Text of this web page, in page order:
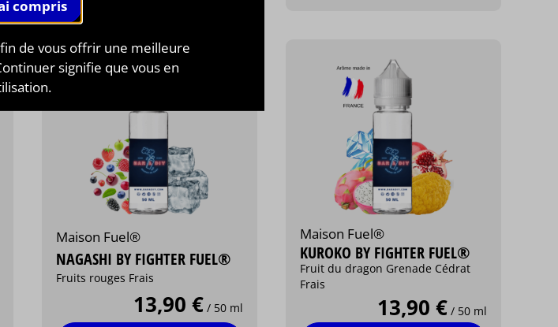
Maison Fuel®
NAGASHI BY FIGHTER FUEL®
Fruits rouges Frais
13,90 € / 50 ml
Maison Fuel®
KUROKO BY FIGHTER FUEL®
Fruit du dragon Grenade Cédrat
Frais
13,90 € / 50 ml
de vous offrir une meilleure
signifie que vous en